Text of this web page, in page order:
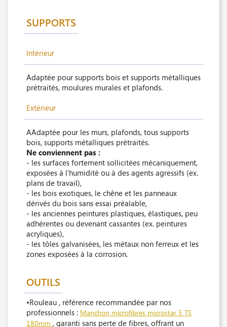
SUPPORTS
Intérieur
Adaptée pour supports bois et supports métalliques
prétraités, moulures murales et plafonds.
Extérieur
AAdaptée pour les murs, plafonds, tous supports
bois, supports métalliques prétraités.
Ne conviennent pas :
- les surfaces fortement sollicitées mécaniquement,
exposées à l’humidité ou à des agents agressifs (ex.
plans de travail),
- les bois exotiques, le chêne et les panneaux
dérivés du bois sans essai préalable,
- les anciennes peintures plastiques, élastiques, peu
adhérentes ou devenant cassantes (ex. peintures
acryliques),
- les tôles galvanisées, les métaux non ferreux et les
zones exposées à la corrosion.
OUTILS
•Rouleau , référence recommandée par nos
professionnels : Manchon microfibres microstar 5 TS
180mm , garanti sans perte de fibres, offrant un